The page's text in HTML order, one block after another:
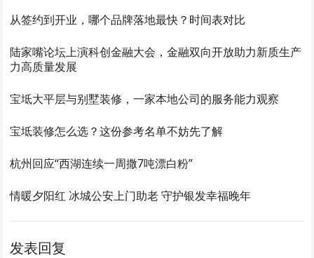
从签约到开业，哪个品牌落地最快？时间表对比
陆家嘴论坛上演科创金融大会，金融双向开放助力新质生产
力高质量发展
宝坻大平层与别墅装修，一家本地公司的服务能力观察
宝坻装修怎么选？这份参考名单不妨先了解
杭州回应“西湖连续一周撒7吨漂白粉”
情暖夕阳红 冰城公安上门助老 守护银发幸福晚年
发表回复